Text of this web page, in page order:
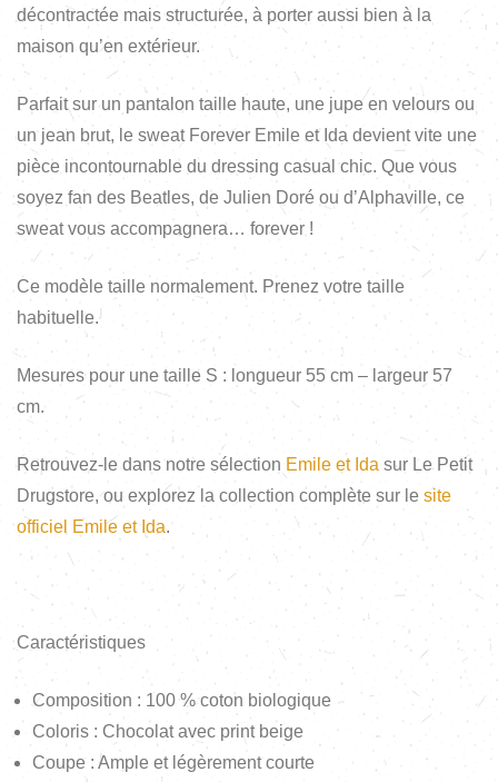
décontractée mais structurée, à porter aussi bien à la
maison qu’en extérieur.
Parfait sur un pantalon taille haute, une jupe en velours ou
un jean brut, le sweat Forever Emile et Ida devient vite une
pièce incontournable du dressing casual chic. Que vous
soyez fan des Beatles, de Julien Doré ou d’Alphaville, ce
sweat vous accompagnera… forever !
Ce modèle taille normalement. Prenez votre taille
habituelle.
Mesures pour une taille S : longueur 55 cm – largeur 57
cm.
Retrouvez-le dans notre sélection Emile et Ida sur Le Petit
Drugstore, ou explorez la collection complète sur le site
officiel Emile et Ida.
Caractéristiques
Composition : 100 % coton biologique
Coloris : Chocolat avec print beige
Coupe : Ample et légèrement courte